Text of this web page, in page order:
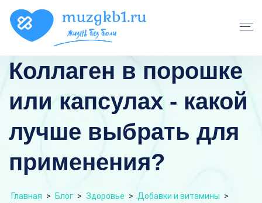
Коллаген в порошке
или капсулах - какой
лучше выбрать для
применения?
Главная > Блог > Здоровье > Добавки и витамины >